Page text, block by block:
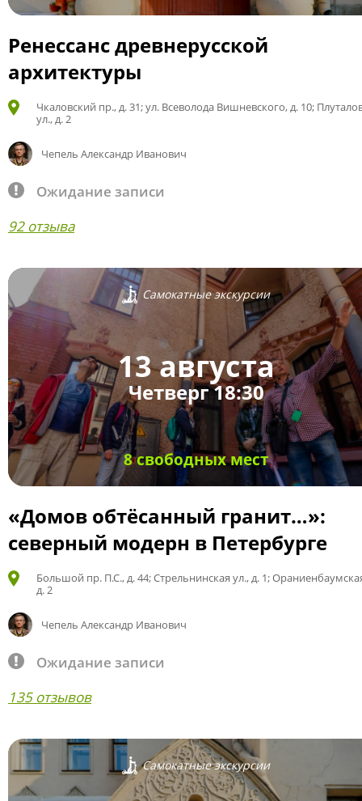
Ренессанс древнерусской
архитектуры
Чкаловский пр., д. 31; ул. Всеволода Вишневского, д. 10;
ул., д. 2
Чепель Александр Иванович
Ожидание записи
92 отзыва
Самокатные экскурсии
13 августа
Четверг 18:30
8 свободных мест
«Домов обтёсанный гранит…»:
северный модерн в Петербурге
Большой пр. П.С., д. 44; Стрельнинская ул., д. 1;
д. 2
Чепель Александр Иванович
Ожидание записи
135 отзывов
Самокатные экскурсии